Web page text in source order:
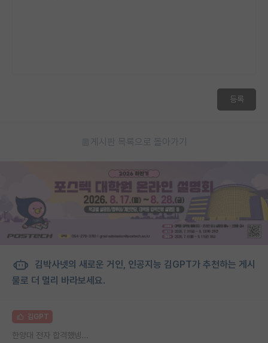
등록
게시판 목록으로 돌아가기
김박사넷의 새로운 거인, 인공지능 김GPT가 추천하는 게시
물로 더 멀리 바라보세요.
김GPT
한양대 전자 합격했넹...